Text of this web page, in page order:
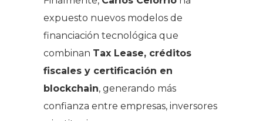
expuesto nuevos modelos de
financiación tecnológica que
combinan Tax Lease, créditos
fiscales y certificación en
blockchain, generando más
confianza entre empresas, inversores